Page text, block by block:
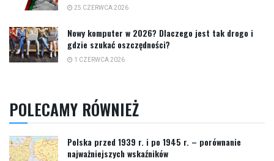
25 CZERWCA 2026
Nowy komputer w 2026? Dlaczego jest tak drogo i
gdzie szukać oszczędności?
1 CZERWCA 2026
POLECAMY RÓWNIEŻ
Polska przed 1939 r. i po 1945 r. – porównanie
najważniejszych wskaźników